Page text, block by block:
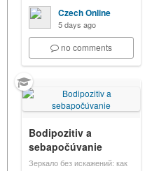
Czech Online
5 days ago
no comments
Bodipozitiv a
sebapočúvanie
Зеркало без искажений: как